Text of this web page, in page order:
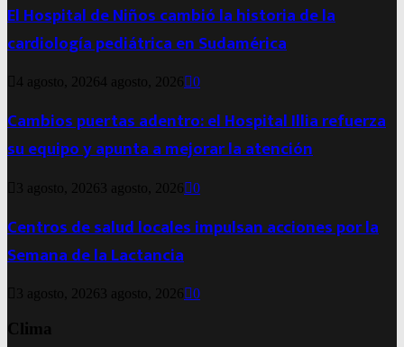
El Hospital de Niños cambió la historia de la
cardiología pediátrica en Sudamérica
4 agosto, 20264 agosto, 2026 0
Cambios puertas adentro: el Hospital Illia refuerza
su equipo y apunta a mejorar la atención
3 agosto, 2026 3 agosto, 2026 0
Centros de salud locales impulsan acciones por la
Semana de la Lactancia
3 agosto, 2026 3 agosto, 2026 0
Clima